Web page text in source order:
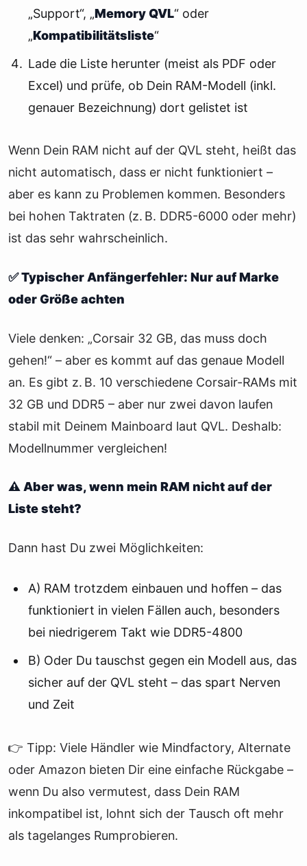
„Support“, „Memory QVL“ oder
„Kompatibilitätsliste“
Lade die Liste herunter (meist als PDF oder
Excel) und prüfe, ob Dein RAM-Modell (inkl.
genauer Bezeichnung) dort gelistet ist
Wenn Dein RAM nicht auf der QVL steht, heißt das
nicht automatisch, dass er nicht funktioniert –
aber es kann zu Problemen kommen. Besonders
bei hohen Taktraten (z. B. DDR5-6000 oder mehr)
ist das sehr wahrscheinlich.
✅ Typischer Anfängerfehler: Nur auf Marke
oder Größe achten
Viele denken: „Corsair 32 GB, das muss doch
gehen!“ – aber es kommt auf das genaue Modell
an. Es gibt z. B. 10 verschiedene Corsair-RAMs mit
32 GB und DDR5 – aber nur zwei davon laufen
stabil mit Deinem Mainboard laut QVL. Deshalb:
Modellnummer vergleichen!
⚠️ Aber was, wenn mein RAM nicht auf der
Liste steht?
Dann hast Du zwei Möglichkeiten:
A) RAM trotzdem einbauen und hoffen – das
funktioniert in vielen Fällen auch, besonders
bei niedrigerem Takt wie DDR5-4800
B) Oder Du tauschst gegen ein Modell aus, das
sicher auf der QVL steht – das spart Nerven
und Zeit
👉 Tipp: Viele Händler wie Mindfactory, Alternate
oder Amazon bieten Dir eine einfache Rückgabe –
wenn Du also vermutest, dass Dein RAM
inkompatibel ist, lohnt sich der Tausch oft mehr
als tagelanges Rumprobieren.